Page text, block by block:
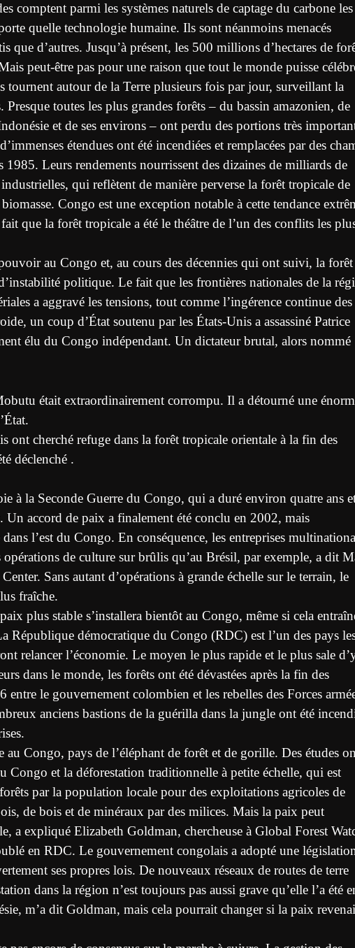
comptent parmi les systèmes naturels de captage du carbone les
quelle technologie humaine. Ils sont néanmoins menacés
d’autres. Jusqu’à présent, les 500 millions d’hectares de
peut-être pas pour une raison que tout le monde puisse
tournent autour de la Terre plusieurs fois par jour, surveillant la
Presque toutes les plus grandes forêts – du bassin amazonien, de
et de ses environs – ont perdu des portions très
étendues ont été incendiées et remplacées par des
1985. Leurs rendements nourrissent des dizaines de milliards de
qui reflètent de manière perverse la forêt tropicale de
Congo est une exception notable à cette tendance
que la forêt tropicale a été le théâtre de l’un des conflits les
au Congo et, au cours des décennies qui ont suivi, la forêt
politique. Le fait que les frontières nationales de la
a aggravé les tensions, tout comme l’ingérence continue des
un coup d’État soutenu par les États-Unis a assassiné Patrice
élu du Congo indépendant. Un dictateur brutal, alors nommé
était extraordinairement corrompu. Il a détourné une
ont cherché refuge dans la forêt tropicale orientale à la fin des
déclenché .
à la Seconde Guerre du Congo, qui a duré environ quatre ans
accord de paix a finalement été conclu en 2002, mais
l’est du Congo. En conséquence, les entreprises
opérations de culture sur brûlis qu’au Brésil, par exemple, a dit
Sans autant d’opérations à grande échelle sur le terrain, le
fraîche.
plus stable s’installera bientôt au Congo, même si cela
République démocratique du Congo (RDC) est l’un des pays
relancer l’économie. Le moyen le plus rapide et le plus sale
dans le monde, les forêts ont été dévastées après la fin des
entre le gouvernement colombien et les rebelles des Forces
anciens bastions de la guérilla dans la jungle ont été
Congo, pays de l’éléphant de forêt et de gorille. Des études
Congo et la déforestation traditionnelle à petite échelle, qui est
par la population locale pour des exploitations agricoles de
de bois et de minéraux par des milices. Mais la paix peut
a expliqué Elizabeth Goldman, chercheuse à Global Forest
en RDC. Le gouvernement congolais a adopté une
ses propres lois. De nouveaux réseaux de routes de terre
dans la région n’est toujours pas aussi grave qu’elle l’a été
m’a dit Goldman, mais cela pourrait changer si la paix